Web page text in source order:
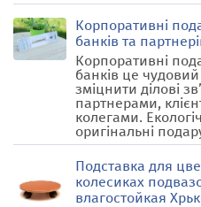
Корпоративні
банків та
Корпоративні
банків це чудовий
зміцнити ділові
партнерами,
колегами.
оригінальні
Подставка для
колесиках
влагостойкая